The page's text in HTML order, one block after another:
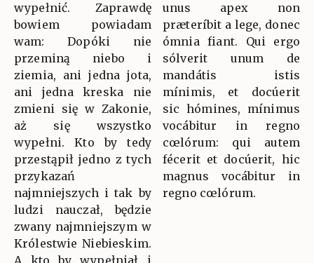
wypełnić. Zaprawdę
bowiem powiadam
wam: Dopóki nie
przeminą niebo i
ziemia, ani jedna jota,
ani jedna kreska nie
zmieni się w Zakonie,
aż się wszystko
wypełni. Kto by tedy
przestąpił jedno z tych
przykazań
najmniejszych i tak by
ludzi nauczał, będzie
zwany najmniejszym w
Królestwie Niebieskim.
unus apex non
præteríbit a lege, donec
ómnia fiant. Qui ergo
sólverit unum de
mandátis istis
mínimis, et docúerit
sic hómines, mínimus
vocábitur in regno
cœlórum: qui autem
fécerit et docúerit, hic
magnus vocábitur in
regno cœlórum.